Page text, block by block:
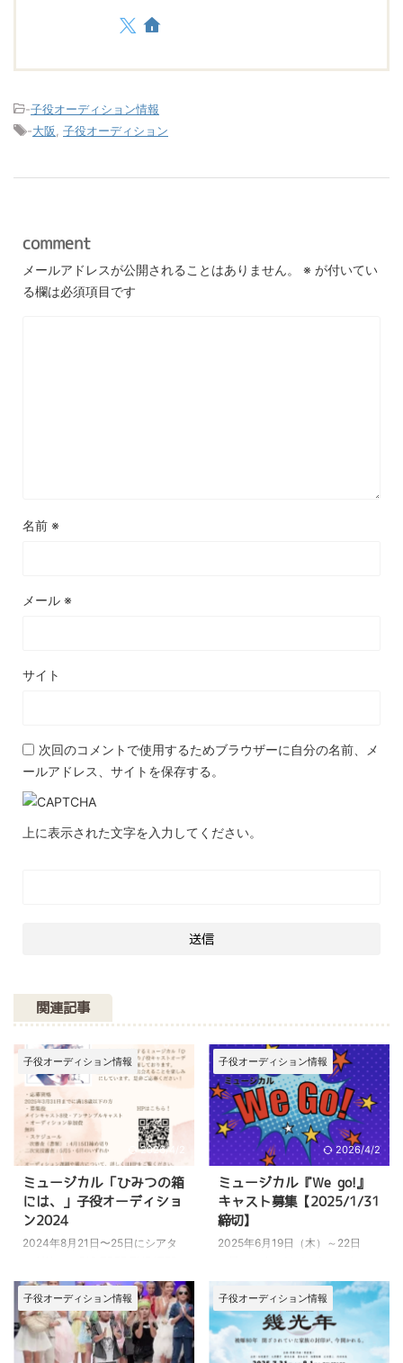
-子役オーディション情報
-大阪 子役オーディション
comment
メールアドレスが公開されることはありません。 ※ が付いてい
る欄は必須項目です
名前 ※
メール ※
サイト
次回のコメントで使用するためブラウザーに自分の名前、メ
ールアドレス、サイトを保存する。
上に表示された文字を入力してください。
関連記事
子役オーディション情報
2026/4/2
ミュージカル「ひみつの箱
には、」子役オーディショ
ン2024
2024年8月21日〜25日にシアタ
にてミュージカル「ひみつの箱に
は、」が上演予定です。 この作
品の子役キャストを募集していま
す。 >>公式サイトはこちら オー
ディション概要 2024年8月21
子役オーディション情報
2026/4/2
ミュージカル『We go!』
キャスト募集【2025/1/31
締切】
2025年6月19日（木）～22日
倉にてミュージカル『We Go!』
の上演が決定しました。 この作
品に出演するジュニアキャストを
募集しています。 こちらの記事
では、 ミュージカル『We Go!』
子役オーディション情報 子役オーディション情報